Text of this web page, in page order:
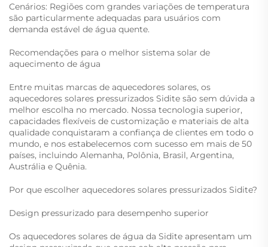
Cenários: Regiões com grandes variações de temperatura
são particularmente adequadas para usuários com
demanda estável de água quente.
Recomendações para o melhor sistema solar de
aquecimento de água
Entre muitas marcas de aquecedores solares, os
aquecedores solares pressurizados Sidite são sem dúvida a
melhor escolha no mercado. Nossa tecnologia superior,
capacidades flexíveis de customização e materiais de alta
qualidade conquistaram a confiança de clientes em todo o
mundo, e nos estabelecemos com sucesso em mais de 50
países, incluindo Alemanha, Polônia, Brasil, Argentina,
Austrália e Quênia.
Por que escolher aquecedores solares pressurizados Sidite?
Design pressurizado para desempenho superior
Os aquecedores solares de água da Sidite apresentam um